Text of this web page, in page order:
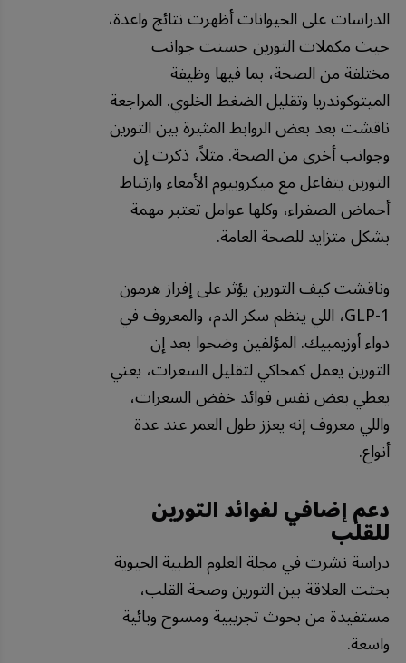
الدراسات على الحيوانات أظهرت نتائج واعدة،
حيث مكملات التورين حسنت جوانب
مختلفة من الصحة، بما فيها وظيفة
الميتوكوندريا وتقليل الضغط الخلوي. المراجعة
ناقشت بعد بعض الروابط المثيرة بين التورين
وجوانب أخرى من الصحة. مثلاً، ذكرت إن
التورين يتفاعل مع ميكروبيوم الأمعاء وارتباط
أحماض الصفراء، وكلها عوامل تعتبر مهمة
بشكل متزايد للصحة العامة.
وناقشت كيف التورين يؤثر على إفراز هرمون
GLP-1، اللي ينظم سكر الدم، والمعروف في
دواء أوزيمبيك. المؤلفين وضحوا بعد إن
التورين يعمل كمحاكي لتقليل السعرات، يعني
يعطي بعض نفس فوائد خفض السعرات،
واللي معروف إنه يعزز طول العمر عند عدة
أنواع.
دعم إضافي لفوائد التورين
للقلب
دراسة نشرت في مجلة العلوم الطبية الحيوية
بحثت العلاقة بين التورين وصحة القلب،
مستفيدة من بحوث تجريبية ومسوح وبائية
واسعة.